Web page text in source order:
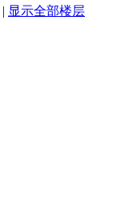
| 显示全部楼层